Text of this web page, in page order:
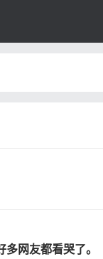
网友都看哭了。